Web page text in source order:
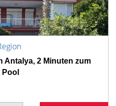
Antalya, 2 Minuten zum